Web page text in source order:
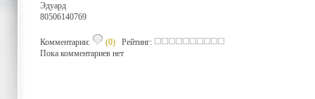
Эдуард
80506140769
Комментарии: (0) Рейтинг:
Пока комментариев нет